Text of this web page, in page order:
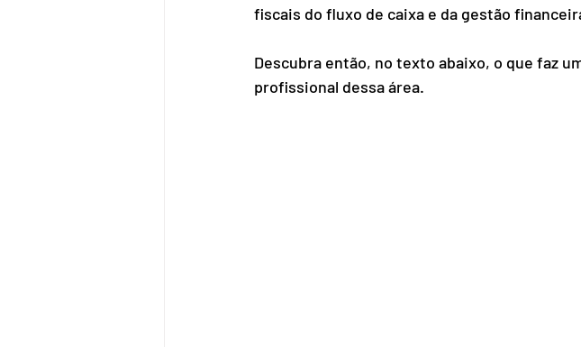
fiscais do fluxo de caixa e da gestão
Descubra então, no texto abaixo, o que faz
profissional dessa área.